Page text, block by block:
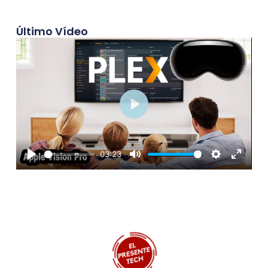
Último Vídeo
Play
03:23
Mute Settings
Enter
Play